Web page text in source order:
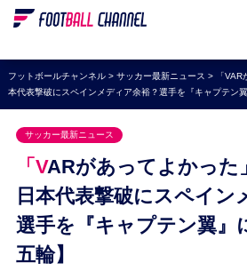
WEリーグ
海外サッカー
プレミアリーグ
ラ・リーガ
セリエA
ブンデスリーガ
UEFA
ナショナルチーム
フットボールチャンネル> サッカー最新ニュース >
「
本代表撃破にスペインメディア余裕？選手を『キャプテン
サッカー最新ニュース
「VARがあってよかった」サッカーU-23
日本代表撃破にスペイン
選手を『キャプテン翼』
五輪】